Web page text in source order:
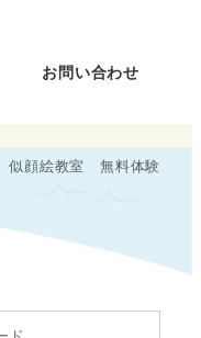
お問い合わせ
似顔絵教室 無料体験